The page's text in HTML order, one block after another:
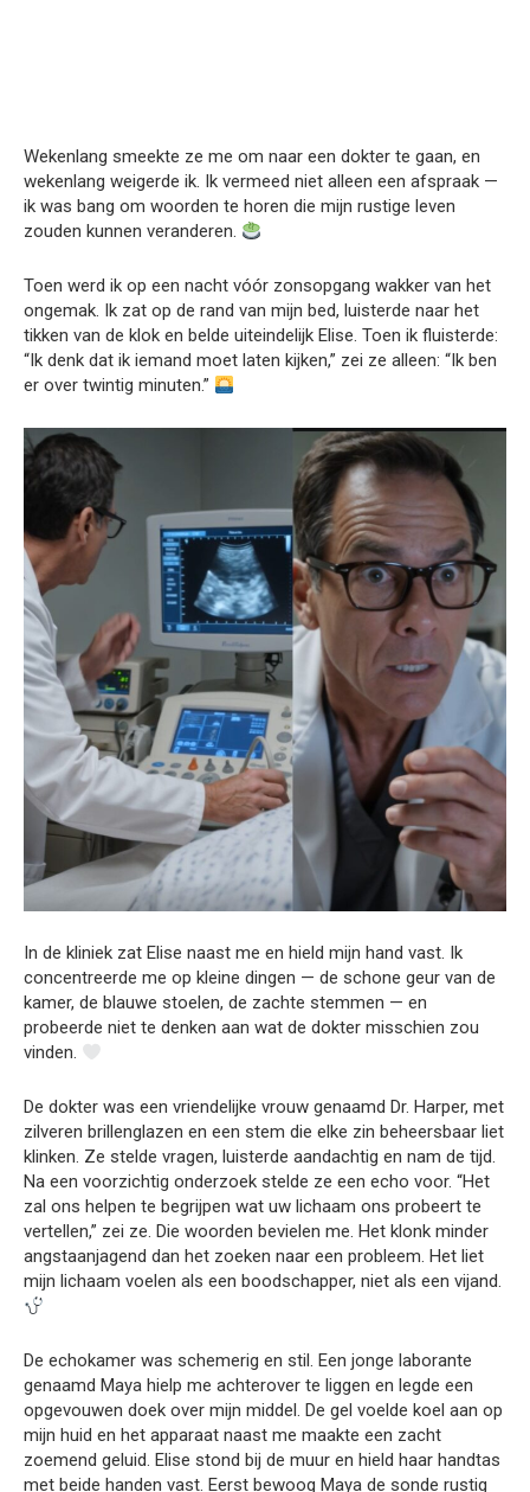
Wekenlang smeekte ze me om naar een dokter te gaan, en
wekenlang weigerde ik. Ik vermeed niet alleen een afspraak —
ik was bang om woorden te horen die mijn rustige leven
zouden kunnen veranderen.
Toen werd ik op een nacht vóór zonsopgang wakker van het
ongemak. Ik zat op de rand van mijn bed, luisterde naar het
tikken van de klok en belde uiteindelijk Elise. Toen ik fluisterde:
“Ik denk dat ik iemand moet laten kijken,” zei ze alleen: “Ik ben
er over twintig minuten.”
In de kliniek zat Elise naast me en hield mijn hand vast. Ik
concentreerde me op kleine dingen — de schone geur van de
kamer, de blauwe stoelen, de zachte stemmen — en
probeerde niet te denken aan wat de dokter misschien zou
vinden.
De dokter was een vriendelijke vrouw genaamd Dr. Harper, met
zilveren brillenglazen en een stem die elke zin beheersbaar liet
klinken. Ze stelde vragen, luisterde aandachtig en nam de tijd.
Na een voorzichtig onderzoek stelde ze een echo voor. “Het
zal ons helpen te begrijpen wat uw lichaam ons probeert te
vertellen,” zei ze. Die woorden bevielen me. Het klonk minder
angstaanjagend dan het zoeken naar een probleem. Het liet
mijn lichaam voelen als een boodschapper, niet als een vijand.
De echokamer was schemerig en stil. Een jonge laborante
genaamd Maya hielp me achterover te liggen en legde een
opgevouwen doek over mijn middel. De gel voelde koel aan op
mijn huid en het apparaat naast me maakte een zacht
zoemend geluid. Elise stond bij de muur en hield haar handtas
met beide handen vast. Eerst bewoog Maya de sonde rustig